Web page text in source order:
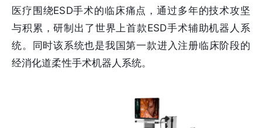
医疗围绕ESD手术的临床痛点，通过多年的技术攻坚
与积累，研制出了世界上首款ESD手术辅助机器人系
统。同时该系统也是我国第一款进入注册临床阶段的
经消化道柔性手术机器人系统。